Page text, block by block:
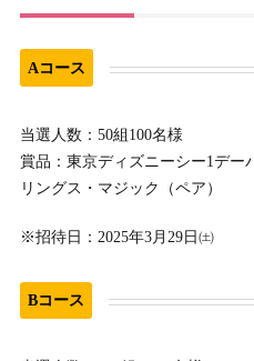
Aコース
当選人数：50組100名様
賞品：東京ディズニーシー1デー
リングス・マジック（ペア）
※招待日：2025年3月29日㈯
Bコース